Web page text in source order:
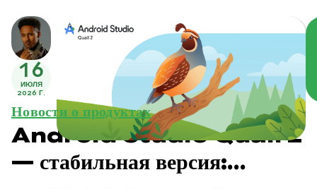
16
ИЮЛЯ
2026 Г.
Новости о продуктах
Android Studio Quail 2
— стабильная версия: